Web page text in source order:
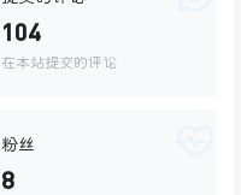
104
在本站提交的评论
粉丝
8